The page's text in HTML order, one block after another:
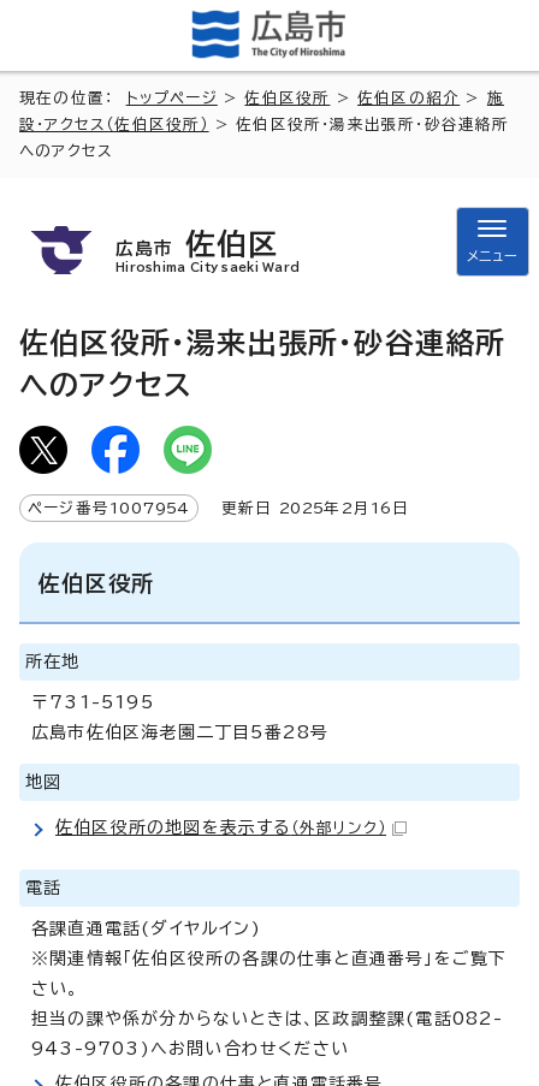
現在の位置： トップページ >佐伯区役所 >佐伯区の紹介 > 施
設・アクセス（佐伯区役所）
> 佐伯区役所・湯来出張所・砂谷連絡所
へのアクセス
広島市 佐伯区
Hiroshima City saeki Ward
メニュー
佐伯区役所・湯来出張所・砂谷連絡所
へのアクセス
ページ番号 1007954 更新日 2025年2月 16 日
佐伯区役所
所在地
〒731-5195
広島市佐伯区海老園二丁目5番28号
地図
佐伯区役所の地図を表示する （外部リンク）
電話
各課直通電話(ダイヤルイン)
※関連情報「佐伯区役所の各課の仕事と直通番号」をご覧下
さい。
担当の課や係が分からないときは、区政調整課(電話082-
943-9703)へお問い合わせください